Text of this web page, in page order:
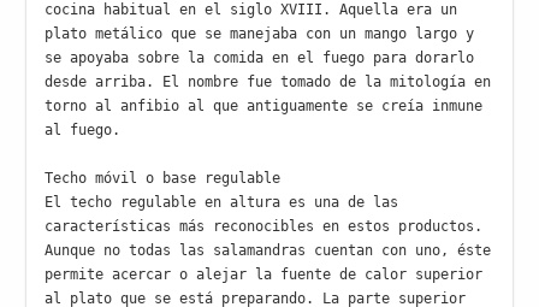
cocina habitual en el siglo XVIII. Aquella era un
plato metálico que se manejaba con un mango largo y
se apoyaba sobre la comida en el fuego para dorarlo
desde arriba. El nombre fue tomado de la mitología en
torno al anfibio al que antiguamente se creía inmune
al fuego.
Techo móvil o base regulable
El techo regulable en altura es una de las
características más reconocibles en estos productos.
Aunque no todas las salamandras cuentan con uno, éste
permite acercar o alejar la fuente de calor superior
al plato que se está preparando. La parte superior